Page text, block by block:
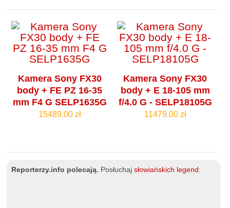
Kamera Sony FX30
body + FE PZ 16-35
mm F4 G SELP1635G
15489.00 zł
Kamera Sony FX30
body + E 18-105 mm
f/4.0 G - SELP18105G
11479.00 zł
Reporterzy.info polecają. Posłuchajsłowiańskich legend :